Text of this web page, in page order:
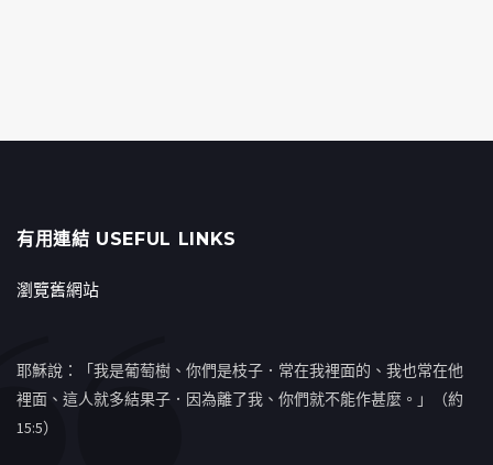
有用連結 USEFUL LINKS
瀏覽舊網站
耶穌說：「我是葡萄樹、你們是枝子．常在我裡面的、我也常在他
裡面、這人就多結果子．因為離了我、你們就不能作甚麼。」（約
15:5）